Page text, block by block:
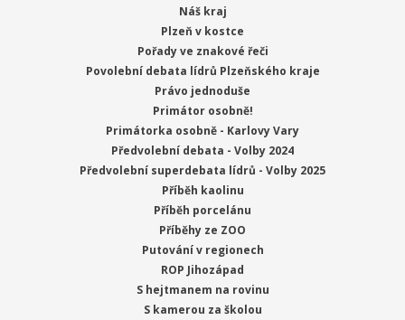
Náš kraj
Plzeň v kostce
Pořady ve znakové řeči
Povolební debata lídrů Plzeňského kraje
Právo jednoduše
Primátor osobně!
Primátorka osobně - Karlovy Vary
Předvolební debata - Volby 2024
Předvolební superdebata lídrů - Volby 2025
Příběh kaolinu
Příběh porcelánu
Příběhy ze ZOO
Putování v regionech
ROP Jihozápad
S hejtmanem na rovinu
S kamerou za školou